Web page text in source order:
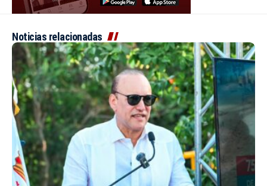
Noticias relacionadas